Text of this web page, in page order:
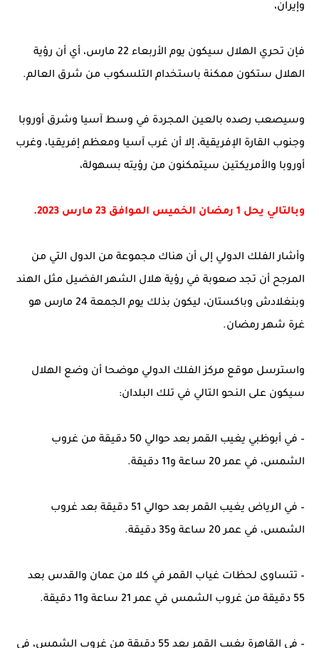
وإيران،
فإن تحري الهلال سيكون يوم الأربعاء 22 مارس، أي أن رؤية
الهلال ستكون ممكنة باستخدام التلسكوب من شرق العالم.
وسيصعب رصده بالعين المجردة في وسط آسيا وشرق أوروبا
وجنوب القارة الإفريقية، إلا أن غرب آسيا ومعظم إفريقيا، وغرب
أوروبا والأمريكتين سيتمكنون من رؤيته بسهولة،
وبالتالي يحل 1 رمضان الخميس الموافق 23 مارس 2023.
وأشار الفلك الدولي إلى أن هناك مجموعة من الدول التي من
المرجح أن تجد صعوبة في رؤية هلال الشهر الفضيل مثل الهند
وبنغلادش وباكستان، ليكون بذلك يوم الجمعة 24 مارس هو
غرة شهر رمضان.
واسترسل موقع مركز الفلك الدولي موضحا أن وضع الهلال
سيكون على النحو التالي في تلك البلدان:
– في أبوظبي يغيب القمر بعد حوالي 50 دقيقة من غروب
الشمس، في عمر 20 ساعة و11 دقيقة.
– في الرياض يغيب القمر بعد حوالي 51 دقيقة بعد غروب
الشمس، في عمر 20 ساعة و35 دقيقة.
– تتساوى لحظات غياب القمر في كلا من عمان والقدس بعد
55 دقيقة من غروب الشمس في عمر 21 ساعة و11 دقيقة.
– في القاهرة يغيب القمر بعد 55 دقيقة من غروب الشمس، في